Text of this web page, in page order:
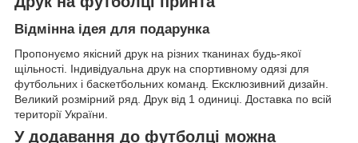
Відмінна ідея для подарунка
Пропонуємо якісний друк на різних тканинах будь-якої
щільності. Індивідуальна друк на спортивному одязі для
футбольних і баскетбольних команд. Ексклюзивний дизайн.
Великий розмірний ряд. Друк від 1 одиниці. Доставка по всій
території України.
У додавання до футболці можна